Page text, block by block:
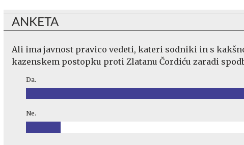
ANKETA
Ali ima javnost pravico vedeti, kateri sodniki in s
kazenskem postopku proti Zlatanu Čordiću zaradi
Da.
Ne.